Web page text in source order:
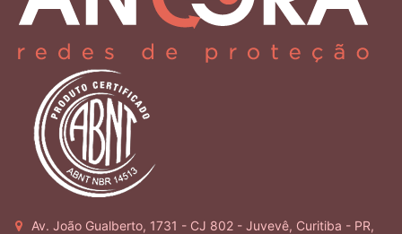
Av. João Gualberto, 1731 - CJ 802 - Juvevê, Curitiba - PR,